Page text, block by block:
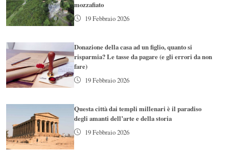
mozzafiato
19 Febbraio 2026
Donazione della casa ad un figlio, quanto si
risparmia? Le tasse da pagare (e gli errori da non
fare)
19 Febbraio 2026
Questa città dai templi millenari è il paradiso
degli amanti dell’arte e della storia
19 Febbraio 2026